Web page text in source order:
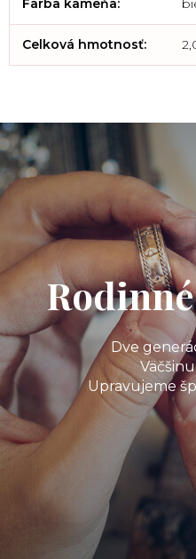
Farba kameňa:
Celková hmotnosť:
Dve
Upravujeme